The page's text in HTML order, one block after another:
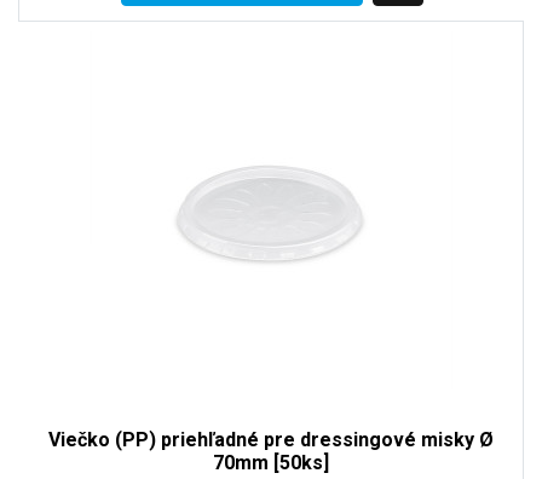
Viečko (PP) priehľadné pre dressingové misky Ø
70mm [50ks]